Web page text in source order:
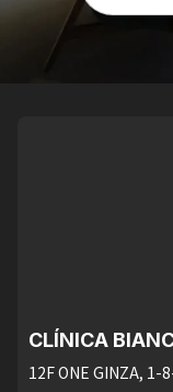
CLÍNICA
12F ONE GINZA,